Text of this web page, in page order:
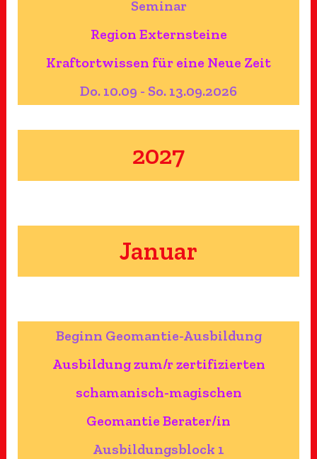
Seminar
Region Externsteine
Kraftortwissen für eine Neue Zeit
Do. 10.09 - So. 13.09.2026
2027
Januar
Beginn Geomantie-Ausbildung
Ausbildung zum/r zertifizierten
schamanisch-magischen
Geomantie Berater/in
Ausbildungsblock 1